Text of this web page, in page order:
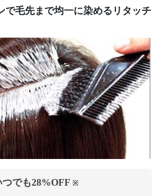
で毛先まで均一に染めるリタッチ
でも28%OFF ※